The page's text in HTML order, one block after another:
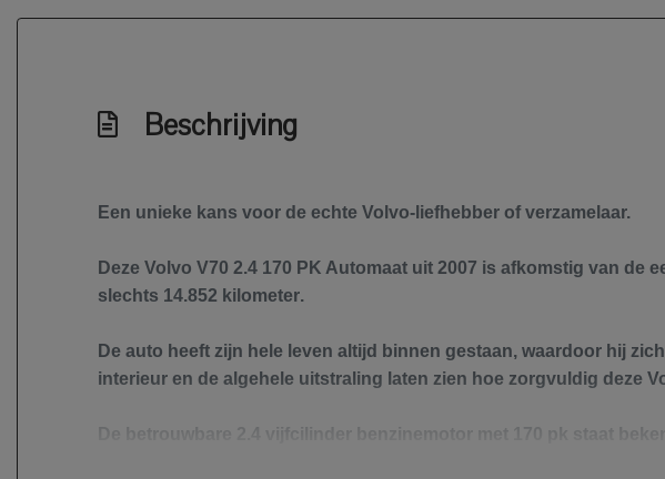
Dimlichten automatisch
Lichtmetalen velgen 16"
Beschrijving
Een unieke kans voor de echte Volvo-liefhebber of verzamelaar.
Deze Volvo V70 2.4 170 PK Automaat uit 2007 is afkomstig van de
slechts 14.852 kilometer.
De auto heeft zijn hele leven altijd binnen gestaan, waardoor hij
interieur en de algehele uitstraling laten zien hoe zorgvuldig deze
De betrouwbare 2.4 vijfcilinder benzinemotor met 170 pk staat